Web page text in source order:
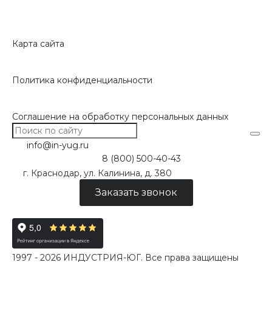
Карта сайта
Политика конфиденциальности
Соглашение на обработку персональных данных
info@in-yug.ru
8 (800) 500-40-43
г. Краснодар, ул. Калинина, д. 380
Заказать звонок
1997 - 2026 ИНДУСТРИЯ-ЮГ. Все права защищены